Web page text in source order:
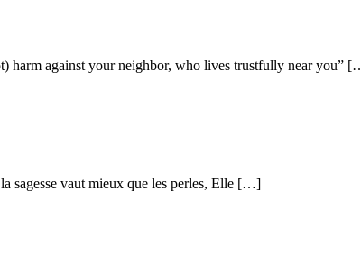
harm against your neighbor, who lives trustfully near you”
sagesse vaut mieux que les perles, Elle […]